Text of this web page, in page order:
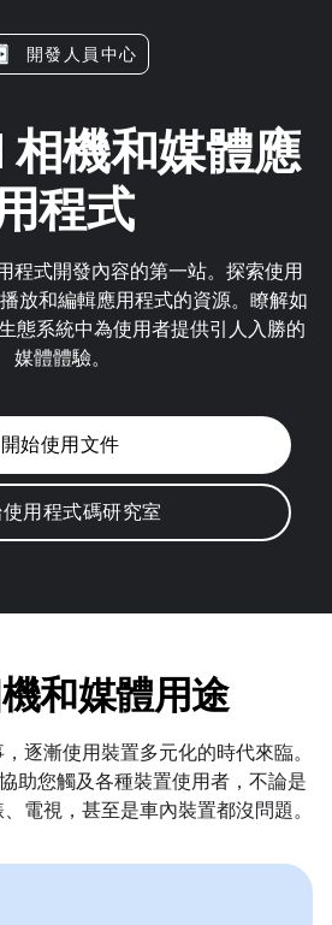
開發人員中心
機和媒體應
程式
程式開發內容的第一站。探索使用
放和編輯應用程式的資源。瞭解如
態系統中為使用者提供引人入勝的
媒體體驗。
開始使用文件
使用程式碼研究室
和媒體用途
逐漸使用裝置多元化的時代來臨。
助您觸及各種裝置使用者，不論是
電視，甚至是車內裝置都沒問題。